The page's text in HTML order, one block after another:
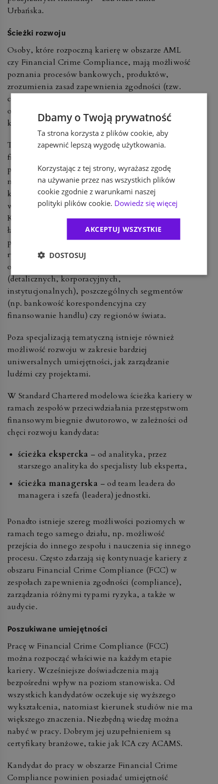
Urbańska.
Ścieżki rozwoju
Osoby, które rozpoczną karierę w obszarze AML
czy Financial Crime Compliance, mają możliwość
poznania procesów bankowych, produktów,
zrozumienia zasad zapewnienia zgodności (tzw.
compliance) oraz kontaktu z biznesem, czyli z
osobami odpowiedzialnymi za współpracę z
klientami i generowanie przychodów dla banku.
Tematyka przeciwdziałania przestępczości
finansowej jest obszerna, dlatego zadania
pracowników tego obszaru mogą się różnić:
można np. odpowiadać za analizę działalności
klienta na etapie nawiązywania i rozwoju
współpracy (czyli tzw. Know Your Customer,
KYC), za monitoring transakcji, zapobieganie
łamaniu sankcji czy za identyfikowanie osób
powiązanych politycznie w celu zarządzania
ryzykiem korupcji i łapówkarstwa, a to wszystko w
odniesieniu do różnych grup klientów
(detalicznych, korporacyjnych,
instytucjonalnych), poszczególnych segmentów
(np. bankowość korespondencyjna czy
finansowanie handlu) czy regionów świata.
Poza specjalizacją tematyczną istnieje również
możliwość rozwoju w zakresie bardziej
uniwersalnych umiejętności, jak zarządzanie
ludźmi czy projektami.
W Standard Chartered modelowa ścieżka kariery w
ramach zespołów przeciwdziałania przestępstwom
finansowym biegnie dwutorowo, w zależności od
chęci rozwoju kandydata:
ścieżka ekspercka – od analityka, przez
starszego analityka do specjalisty lub eksperta,
ścieżka managerska – od team leadera do
managera i szefa (leadera) jednostki.
Ponadto istnieje szereg możliwości poziomych w
ramach tego samego działu, np. możliwość
przejścia do innego zespołu i nauczenia się innego
procesu. Często zdarzają się kontynuacje kariery z
obszaru Financial Crime Compliance (FCC) w
zespołach zapewnienia zgodności (compliance),
zarządzania różnymi typami ryzyka, a także w
audycie.
Poszukiwane umiejętności
Pracę w Financial Crime Compliance (FCC)
można rozpocząć właściwie na każdym etapie
kariery. Wcześniejsze doświadczenia mają
bezpośredni wpływ na poziom stanowiska. Od
wszystkich kandydatów oczekuje się wyższego
wykształcenia, natomiast kierunek studiów nie ma
większego znaczenia. Niezbędną wiedzę można
nabyć w pracy. Dobrym jej uzupełnieniem są
certyfikaty branżowe, takie jak ICA czy ACAMS.
Kandydat do pracy w obszarze Financial Crime
Compliance powinien posiadać umiejętność
Dbamy o Twoją prywatność
Ta strona korzysta z plików cookie, aby
zapewnić lepszą wygodę użytkowania.
Korzystając z tej strony, wyrażasz zgodę
na używanie przez nas wszystkich plików
cookie zgodnie z warunkami naszej
polityki plików cookie. Dowiedz się więcej
AKCEPTUJ WSZYSTKIE
DOSTOSUJ